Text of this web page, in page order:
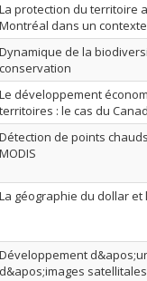
La protection du territoire
Montréal dans un
Dynamique de la
conservation
Le développement
territoires : le cas du
Détection de points
MODIS
La géographie du dollar
Développement
d&apos;images